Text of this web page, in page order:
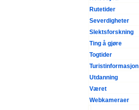
Rutetider
Severdigheter
Slektsforskning
Ting å gjøre
Togtider
Turistinformasjon
Utdanning
Været
Webkameraer